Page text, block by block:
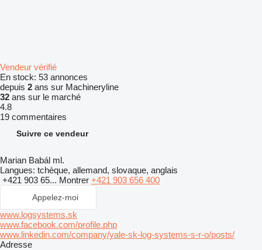
Vendeur vérifié
En stock: 53 annonces
depuis 2 ans sur Machineryline
32 ans sur le marché
4.8
19 commentaires
Suivre ce vendeur
Marian Babál ml.
Langues: tchèque, allemand, slovaque, anglais
+421 903 65... Montrer +421 903 656 400
Appelez-moi
www.logsystems.sk
www.facebook.com/profile.php
www.linkedin.com/company/yale-sk-log-systems-s-r-o/posts/
Adresse